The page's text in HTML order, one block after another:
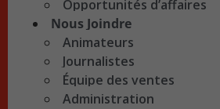
Opportunités d’affaires
Nous Joindre
Animateurs
Journalistes
Équipe des ventes
Administration